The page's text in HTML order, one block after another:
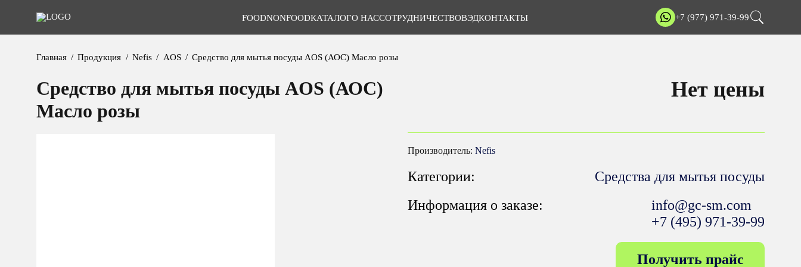
FOODNONFOODКАТАЛОГО НАССОТРУДНИЧЕСТВОВЭДКОНТАКТЫ +7 (977) 971-39-99
Главная Продукция Nefis AOS Средство для мытья посуды AOS (АОС) Масло розы
Средство для мытья посуды AOS (АОС)
Масло розы
Нет цены
Производитель:Nefis
Категории:
Средства для мытья посуды
Информация о заказе:
info@gc-sm.com
+7 (495) 971-39-99
Получить прайс